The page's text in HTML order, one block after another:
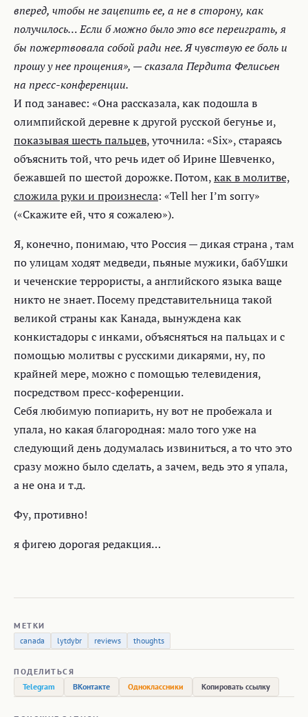
вперед, чтобы не зацепить ее, а не в сторону, как
получилось… Если б можно было это все переиграть, я
бы пожертвовала собой ради нее. Я чувствую ее боль и
прошу у нее прощения», — сказала Пердита Фелисьен
на пресс-конференции.
И под занавес: «Она рассказала, как подошла в
олимпийской деревне к другой русской бегунье и,
показывая шесть пальцев, уточнила: «Six», стараясь
объяснить той, что речь идет об Ирине Шевченко,
бежавшей по шестой дорожке. Потом,как в молитве,
сложила руки и произнесла: «Tell her I’m sorry»
(«Скажите ей, что я сожалею»).
Я, конечно, понимаю, что Россия — дикая страна , там
по улицам ходят медведи, пьяные мужики, бабУшки
и чеченские террористы, а английского языка ваще
никто не знает. Посему представительница такой
великой страны как Канада, вынуждена как
конкистадоры с инками, объясняться на пальцах и с
помощью молитвы с русскими дикарями, ну, по
крайней мере, можно с помощью телевидения,
посредством пресс-коференции.
Себя любимую попиарить, ну вот не пробежала и
упала, но какая благородная: мало того уже на
следующий день додумалась извиниться, а то что это
сразу можно было сделать, а зачем, ведь это я упала,
а не она и т.д.
Фу, противно!
я фигею дорогая редакция…
МЕТКИ
canada
lytdybr reviews thoughts
ПОДЕЛИТЬСЯ
Telegram
ВКонтакте Одноклассники Копировать ссылку